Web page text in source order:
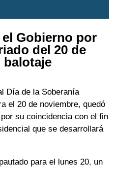
Gobierno por
del 20 de
balotaje
Día de la Soberanía
el 20 de noviembre, quedó
su coincidencia con el fin
que se desarrollará
para el lunes 20, un